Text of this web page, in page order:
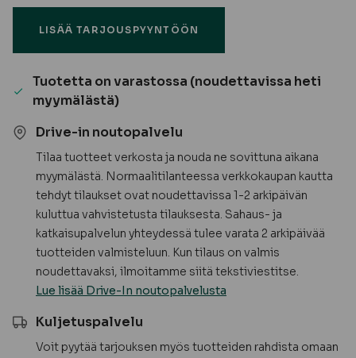
LISÄÄ TARJOUSPYYNTÖÖN
Tuotetta on varastossa (noudettavissa heti
myymälästä)
Drive-in noutopalvelu
Tilaa tuotteet verkosta ja nouda ne sovittuna aikana
myymälästä. Normaalitilanteessa verkkokaupan kautta
tehdyt tilaukset ovat noudettavissa 1-2 arkipäivän
kuluttua vahvistetusta tilauksesta. Sahaus- ja
katkaisupalvelun yhteydessä tulee varata 2 arkipäivää
tuotteiden valmisteluun. Kun tilaus on valmis
noudettavaksi, ilmoitamme siitä tekstiviestitse.
Lue lisää Drive-In noutopalvelusta
Kuljetuspalvelu
Voit pyytää tarjouksen myös tuotteiden rahdista omaan